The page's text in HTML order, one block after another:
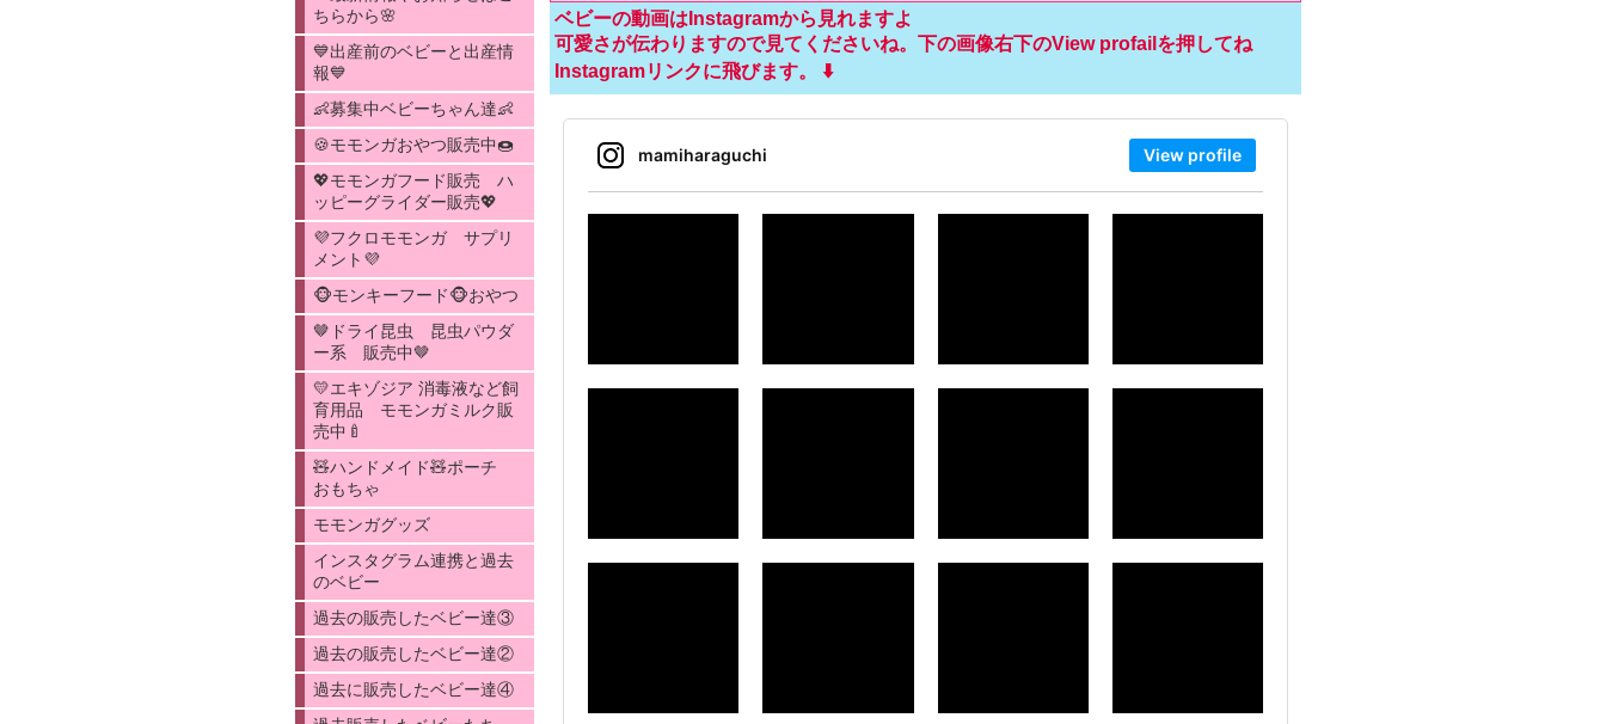
ベビーの動画はInstagramから見れますよ
可愛さが伝わりますので見てくださいね。下の画像右下のView profailを押してね
Instagramリンクに飛びます。 ⬇️
mamiharaguchi View profile
ちらから🌸
💙出産前のベビーと出産情
報💙
👶募集中ベビーちゃん達👶
🍪モモンガおやつ販売中🍩
💖モモンガフード販売 ハ
ッピーグライダー販売💖
💜フクロモモンガ サプリ
メント💜
🐵モンキーフード🐵おやつ
🤎ドライ昆虫 昆虫パウダ
ー系 販売中🤎
💛エキゾジア 消毒液など飼
育用品 モモンガミルク販
売中🍼
🧸ハンドメイド🧸ポーチ
おもちゃ
モモンガグッズ
インスタグラム連携と過去
のベビー
過去の販売したベビー達③
過去の販売したベビー達②
過去に販売したベビー達④